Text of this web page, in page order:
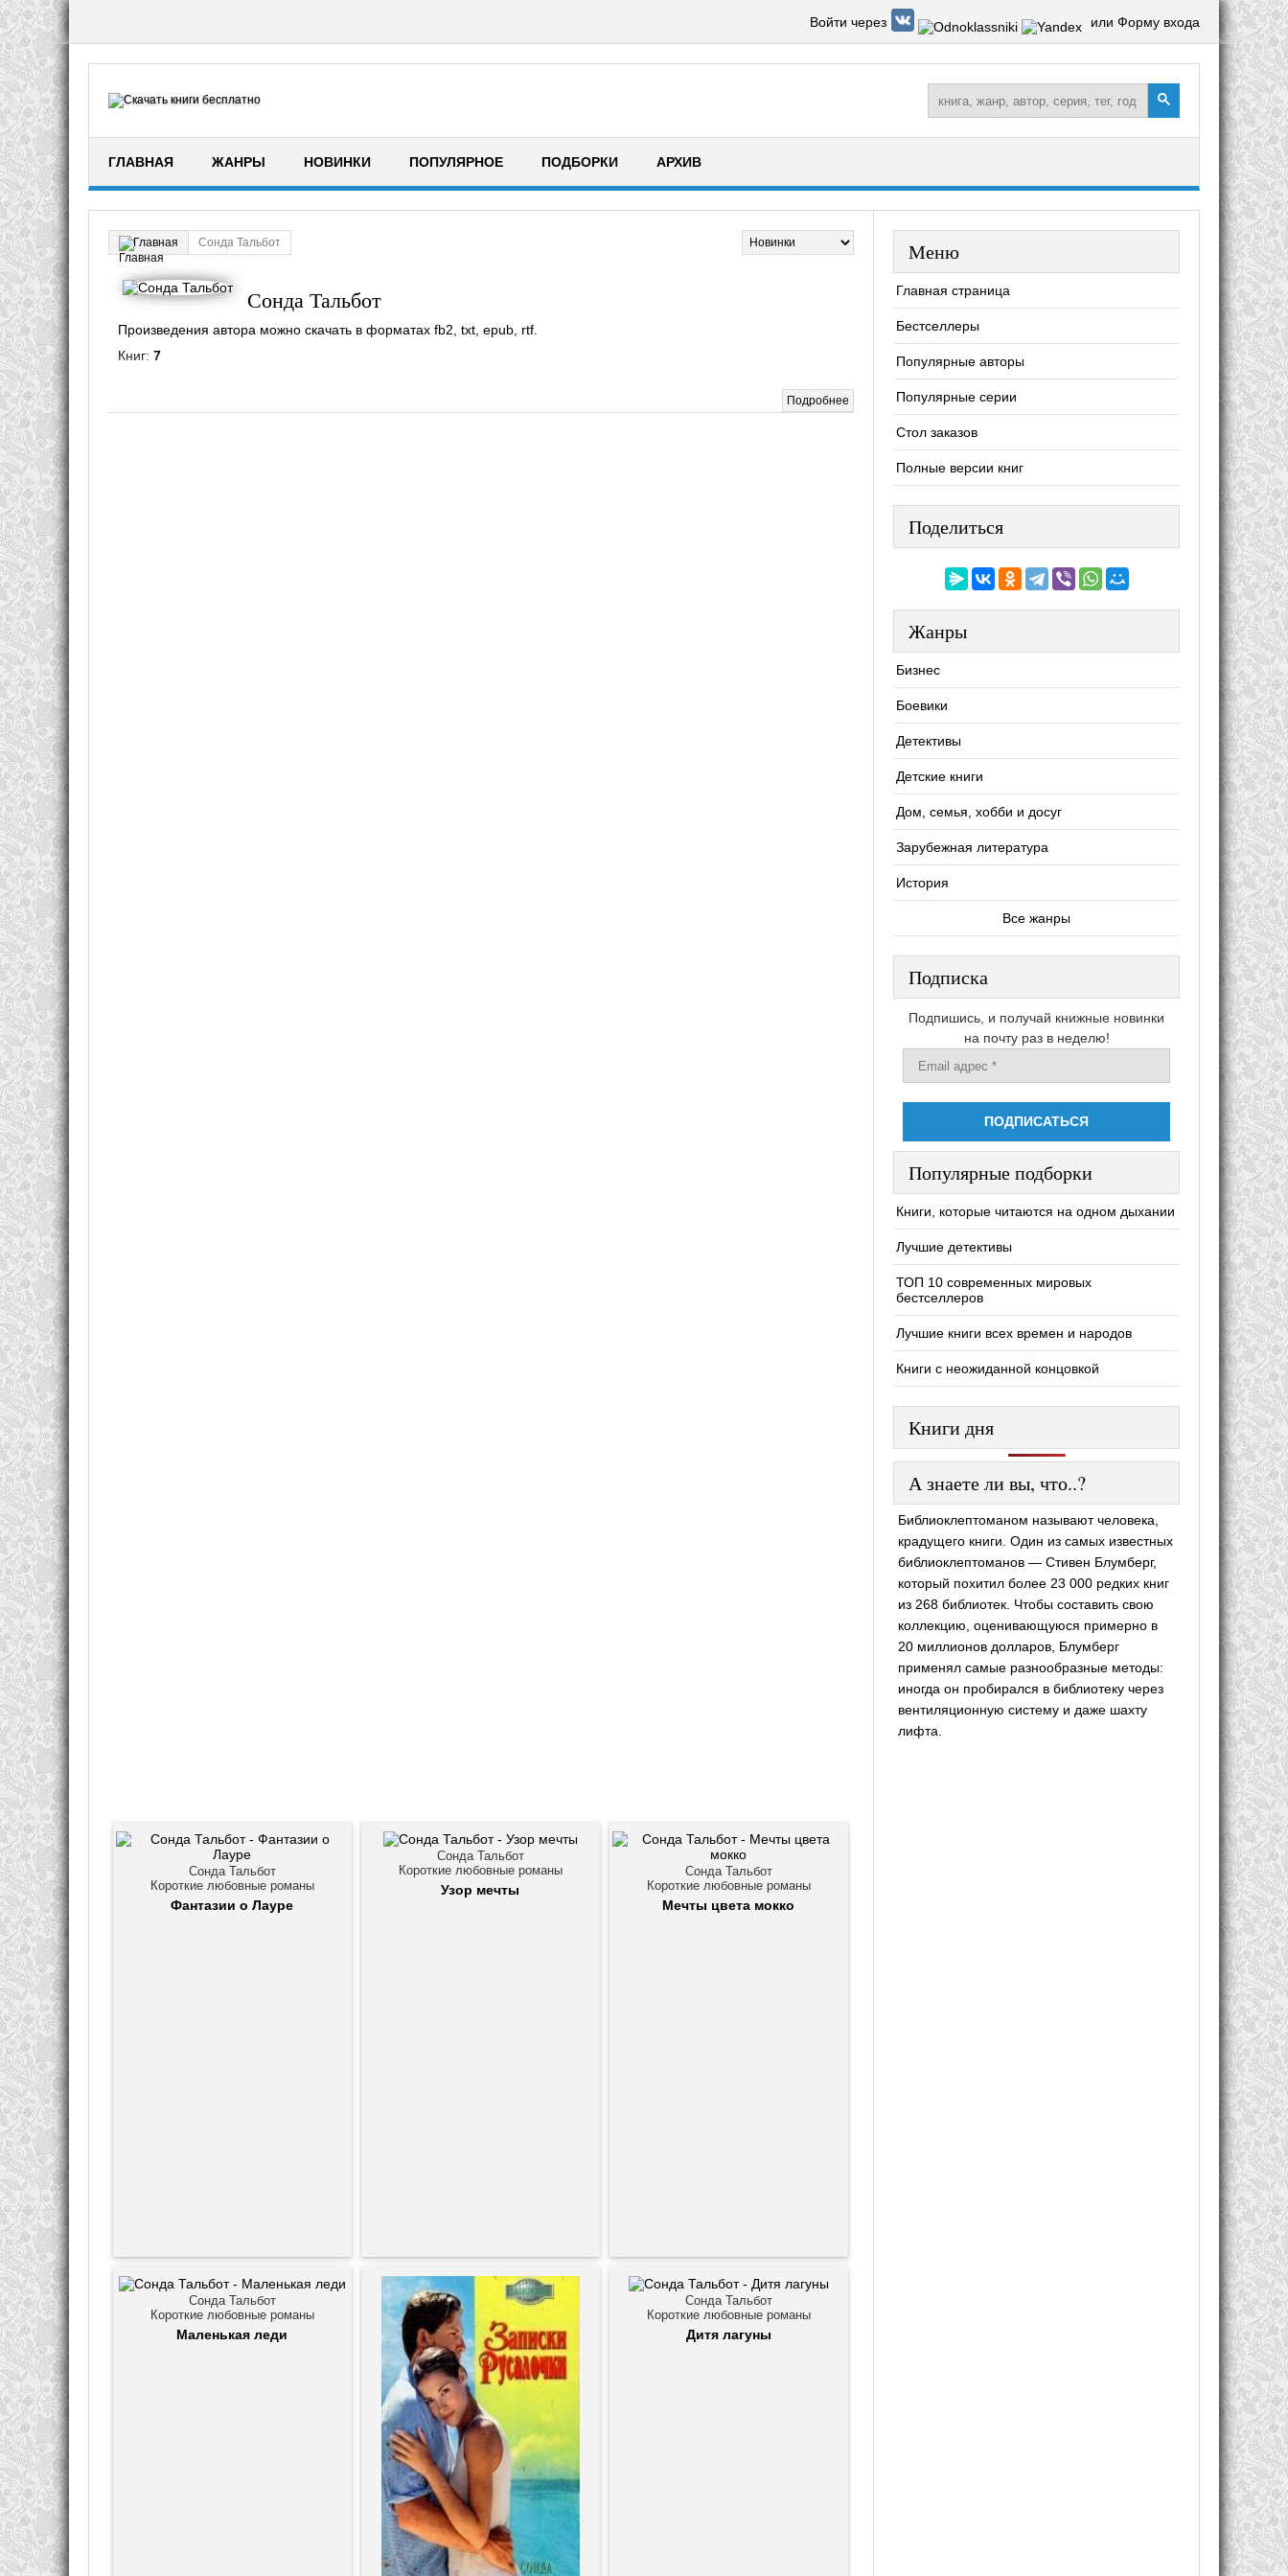
Войти через или Форму входа
ГЛАВНАЯ ЖАНРЫ НОВИНКИ ПОПУЛЯРНОЕ ПОДБОРКИ АРХИВ
Главная Сонда Тальбот
Сонда Тальбот
Произведения автора можно скачать в форматах fb2, txt, epub, rtf.
Книг: 7
Подробнее
Сонда Тальбот
Короткие любовные романы
Фантазии о Лауре
Сонда Тальбот
Короткие любовные романы
Узор мечты
Сонда Тальбот
Короткие любовные романы
Мечты цвета мокко
Сонда Тальбот
Короткие любовные романы
Маленькая леди
Сонда Тальбот
Короткие любовные романы
Дитя лагуны
Меню
Главная страница
Бестселлеры
Популярные авторы
Популярные серии
Стол заказов
Полные версии книг
Поделиться
Жанры
Бизнес
Боевики
Детективы
Детские книги
Дом, семья, хобби и досуг
Зарубежная литература
История
Все жанры
Подписка
Подпишись, и получай книжные новинки
на почту раз в неделю!
Популярные подборки
Книги, которые читаются на одном дыхании
Лучшие детективы
ТОП 10 современных мировых
бестселлеров
Лучшие книги всех времен и народов
Книги с неожиданной концовкой
Книги дня
А знаете ли вы, что..?
Библиоклептоманом называют человека,
крадущего книги. Один из самых известных
библиоклептоманов — Стивен Блумберг,
который похитил более 23 000 редких книг
из 268 библиотек. Чтобы составить свою
коллекцию, оценивающуюся примерно в
20 миллионов долларов, Блумберг
применял самые разнообразные методы:
иногда он пробирался в библиотеку через
вентиляционную систему и даже шахту
лифта.